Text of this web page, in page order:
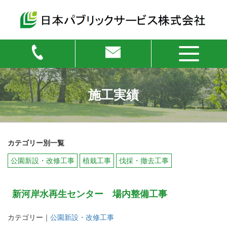
施工実績
カテゴリー別一覧
公園新設・改修工事 植栽工事 伐採・撤去工事
新河岸水再生センター 場内整備工事
カテゴリー｜ 公園新設・改修工事